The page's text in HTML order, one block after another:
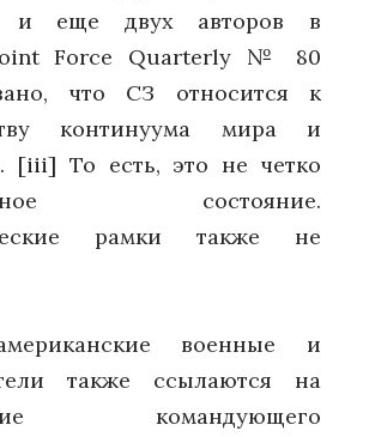
и еще двух авторов в
Force Quarterly № 80
что СЗ относится к
континуума мира и
[iii] То есть, это не четко
состояние.
рамки также не
военные и
также ссылаются на
командующего